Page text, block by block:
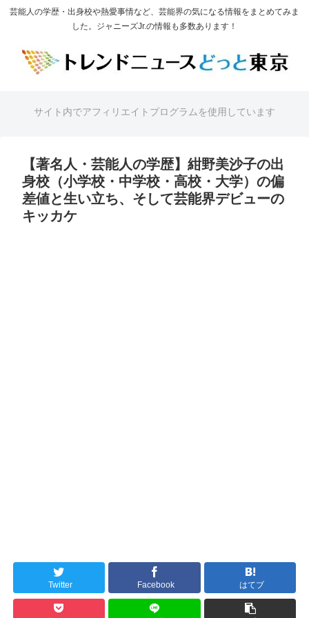
芸能人の学歴・出身校や熱愛事情など、芸能界の気になる情報をまとめてみま
した。ジャニーズJr.の情報も多数あります！
サイト内でアフィリエイトプログラムを使用しています
【著名人・芸能人の学歴】紺野美沙子の出
身校（小学校・中学校・高校・大学）の偏
差値と生い立ち、そして芸能界デビューの
キッカケ
Twitter Facebook はてブ